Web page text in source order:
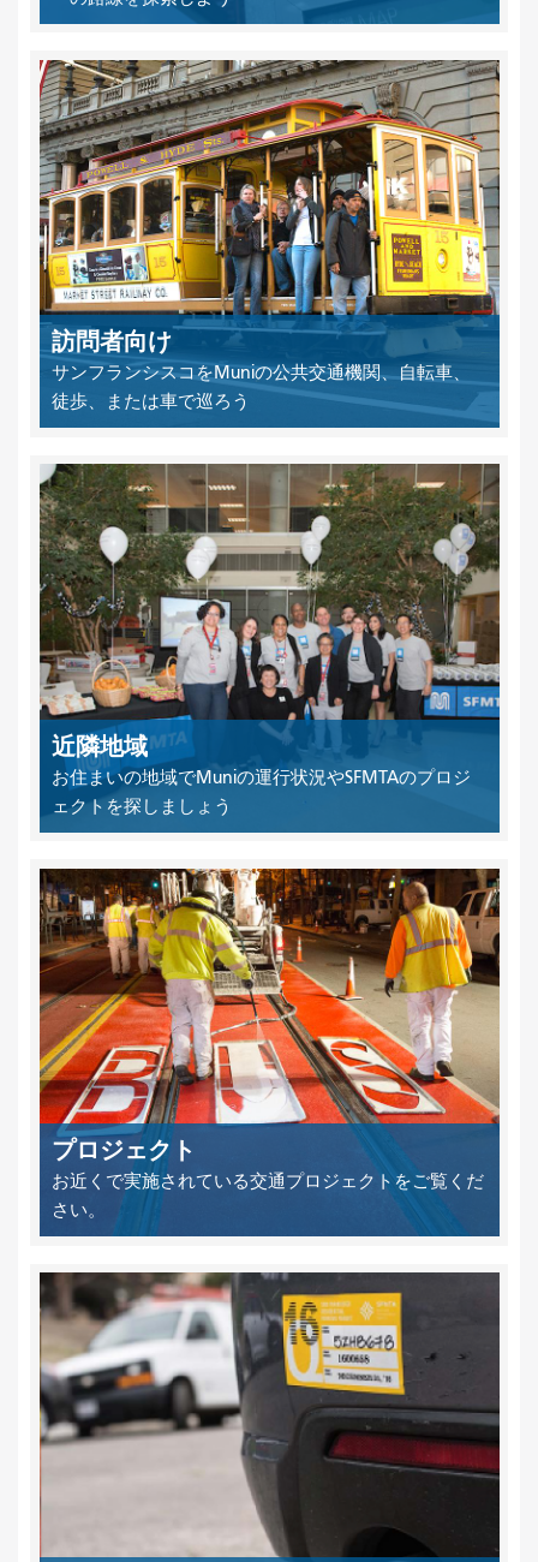
訪問者向け
サンフランシスコをMuniの公共交通機関、自転車、
徒歩、または車で巡ろう
近隣地域
お住まいの地域でMuniの運行状況やSFMTAのプロジ
ェクトを探しましょう
プロジェクト
お近くで実施されている交通プロジェクトをご覧くだ
さい。